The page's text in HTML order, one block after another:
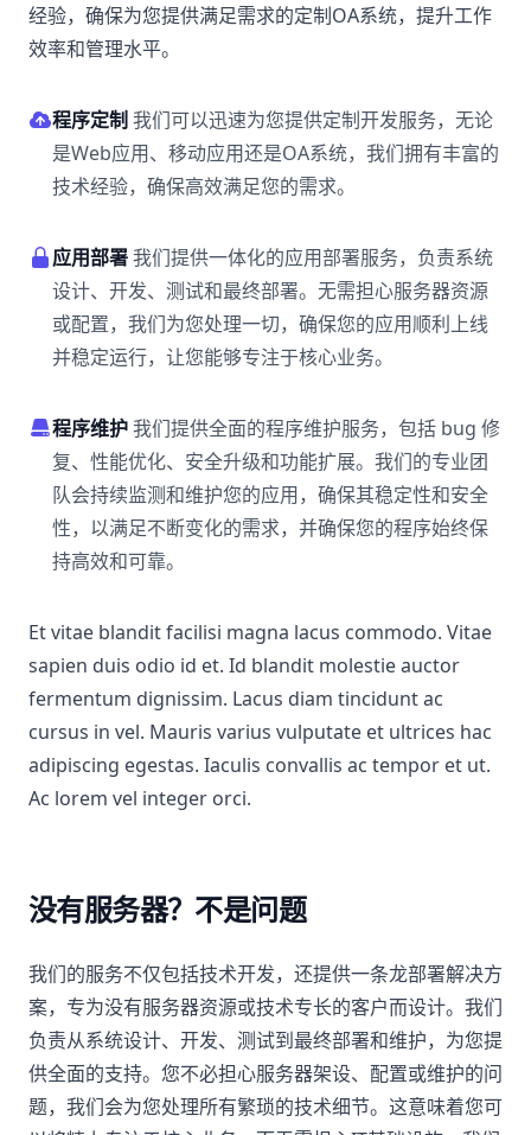
经验，确保为您提供满足需求的定制OA系统，提升工作
效率和管理水平。
程序定制 我们可以迅速为您提供定制开发服务，无论
是Web应用、移动应用还是OA系统，我们拥有丰富的
技术经验，确保高效满足您的需求。
应用部署我们提供一体化的应用部署服务，负责系统
设计、开发、测试和最终部署。无需担心服务器资源
或配置，我们为您处理一切，确保您的应用顺利上线
并稳定运行，让您能够专注于核心业务。
程序维护我们提供全面的程序维护服务，包括 bug 修
复、性能优化、安全升级和功能扩展。我们的专业团
队会持续监测和维护您的应用，确保其稳定性和安全
性，以满足不断变化的需求，并确保您的程序始终保
持高效和可靠。
Et vitae blandit facilisi magna lacus commodo. Vitae
sapien duis odio id et. Id blandit molestie auctor
fermentum dignissim. Lacus diam tincidunt ac
cursus in vel. Mauris varius vulputate et ultrices hac
adipiscing egestas. Iaculis convallis ac tempor et ut.
Ac lorem vel integer orci.
没有服务器？不是问题
我们的服务不仅包括技术开发，还提供一条龙部署解决方
案，专为没有服务器资源或技术专长的客户而设计。我们
负责从系统设计、开发、测试到最终部署和维护，为您提
供全面的支持。您不必担心服务器架设、配置或维护的问
题，我们会为您处理所有繁琐的技术细节。这意味着您可